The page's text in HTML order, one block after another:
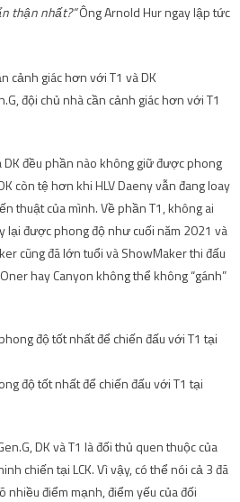
thận nhất?”Ông Arnold Hur ngay lập tức
đội chủ nhà cần cảnh giác hơn với T1
đều phần nào không giữ được phong
còn tệ hơn khi HLV Daeny vẫn đang loay
thuật của mình. Về phần T1, không ai
lại được phong độ như cuối năm 2021 và
cũng đã lớn tuổi và ShowMaker thi đấu
hay Canyon không thể không “gánh”
độ tốt nhất để chiến đấu với T1 tại
DK và T1 là đối thủ quen thuộc của
chiến tại LCK. Vì vậy, có thể nói cả 3 đã
nhiều điểm mạnh, điểm yếu của đối